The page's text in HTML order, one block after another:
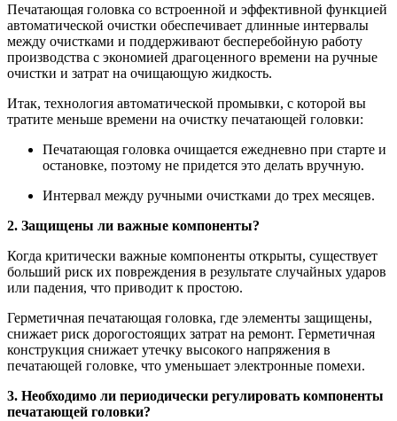
Печатающая головка со встроенной и эффективной функцией
автоматической очистки обеспечивает длинные интервалы
между очистками и поддерживают бесперебойную работу
производства с экономией драгоценного времени на ручные
очистки и затрат на очищающую жидкость.
Итак, технология автоматической промывки, с которой вы
тратите меньше времени на очистку печатающей головки:
Печатающая головка очищается ежедневно при старте и
остановке, поэтому не придется это делать вручную.
Интервал между ручными очистками до трех месяцев.
2. Защищены ли важные компоненты?
Когда критически важные компоненты открыты, существует
больший риск их повреждения в результате случайных ударов
или падения, что приводит к простою.
Герметичная печатающая головка, где элементы защищены,
снижает риск дорогостоящих затрат на ремонт. Герметичная
конструкция снижает утечку высокого напряжения в
печатающей головке, что уменьшает электронные помехи.
3. Необходимо ли периодически регулировать компоненты
печатающей головки?